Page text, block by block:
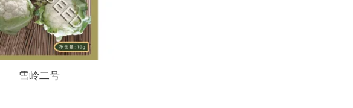
雪岭二号